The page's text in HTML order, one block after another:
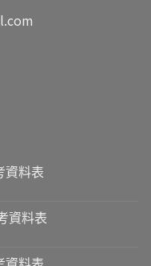
資料表
資料表